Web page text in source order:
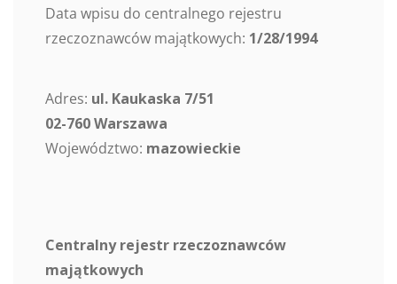
Data wpisu do centralnego rejestru
rzeczoznawców majątkowych: 1/28/1994
Adres: ul. Kaukaska 7/51
02-760 Warszawa
Województwo: mazowieckie
Centralny rejestr rzeczoznawców
majątkowych